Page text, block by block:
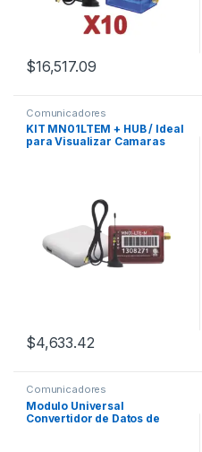
$16,517.09
Comunicadores
KIT MN01LTEM + HUB / Ideal
para Visualizar Camaras
$4,633.42
Comunicadores
Modulo Universal
Convertidor de Datos de